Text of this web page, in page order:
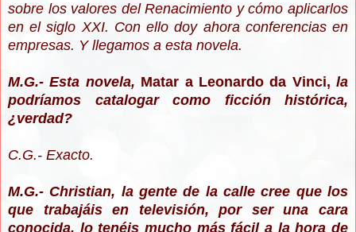
sobre los valores del Renacimiento y cómo aplicarlos
en el siglo XXI. Con ello doy ahora conferencias en
empresas. Y llegamos a esta novela.
M.G.- Esta novela, Matar a Leonardo da Vinci, la
podríamos catalogar como ficción histórica,
¿verdad?
C.G.- Exacto.
M.G.- Christian, la gente de la calle cree que los
que trabajáis en televisión, por ser una cara
conocida, lo tenéis mucho más fácil a la hora de